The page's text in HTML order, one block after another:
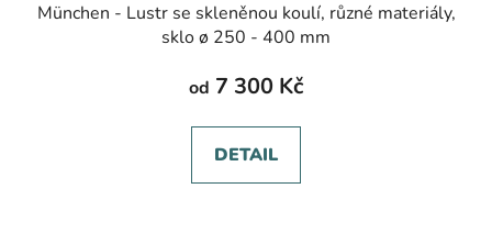
München - Lustr se skleněnou koulí, různé materiály,
sklo ø 250 - 400 mm
od 7 300 Kč
DETAIL